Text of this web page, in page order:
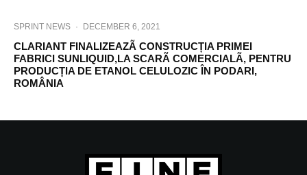
SPRINT NEWS · DECEMBER 6, 2021
CLARIANT FINALIZEAZÃ CONSTRUCȚIA PRIMEI
FABRICI SUNLIQUID,LA SCARÃ COMERCIALÃ, PENTRU
PRODUCȚIA DE ETANOL CELULOZIC ÎN PODARI,
ROMÂNIA